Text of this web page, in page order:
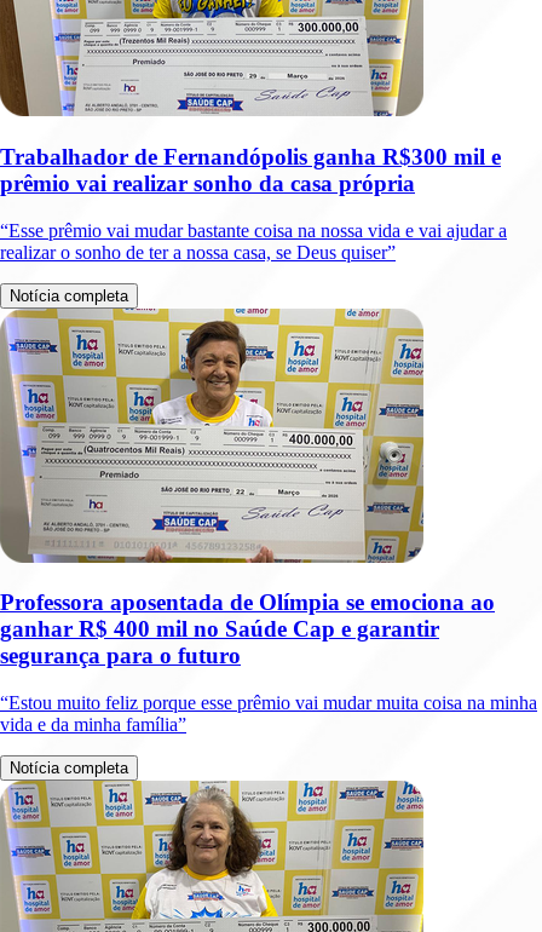
Trabalhador de Fernandópolis ganha R$300 mil e
prêmio vai realizar sonho da casa própria
“Esse prêmio vai mudar bastante coisa na nossa vida e vai ajudar a
realizar o sonho de ter a nossa casa, se Deus quiser”
Notícia completa
Professora aposentada de Olímpia se emociona ao
ganhar R$ 400 mil no Saúde Cap e garantir
segurança para o futuro
“Estou muito feliz porque esse prêmio vai mudar muita coisa na minha
vida e da minha família”
Notícia completa